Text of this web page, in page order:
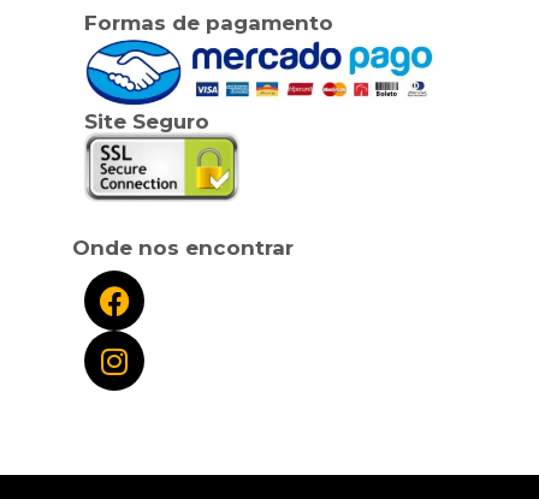
Formas de pagamento
Site Seguro
Onde nos encontrar